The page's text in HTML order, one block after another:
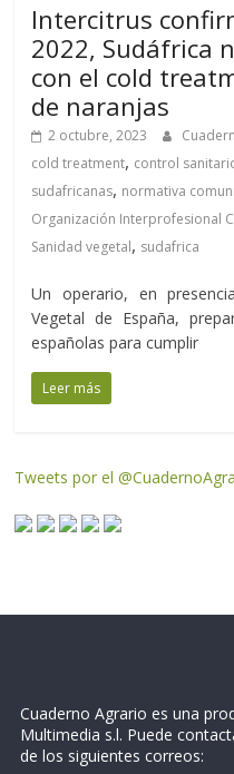
Intercitrus
2022, Sudáfrica
con el cold
de naranjas
2 octubre, 2023
cold treatment, control
sudafricanas, normativa
Organización Interprofesional
Sanidad vegetal, sudafrica
Un operario, en
Vegetal de España,
españolas para cumplir
Leer más
Tweets por el
Cuaderno Agrario es una
Multimedia s.l. Puede
de los siguientes correos: